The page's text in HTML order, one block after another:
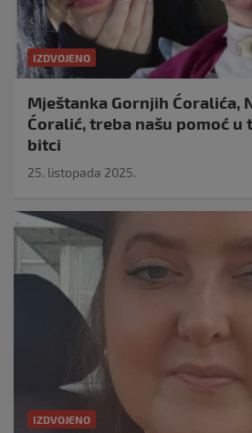
IZDVOJENO
Mještanka Gornjih Ćoralića,
Ćoralić, treba našu pomoć u
bitci
25. listopada 2025.
IZDVOJENO